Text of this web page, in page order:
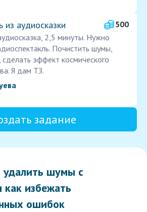
из аудиосказки
500
2,5 минуты. Нужно
Почистить шумы,
эффект космического
Я дам ТЗ.
задание
удалить шумы с
как избежать
ошибок